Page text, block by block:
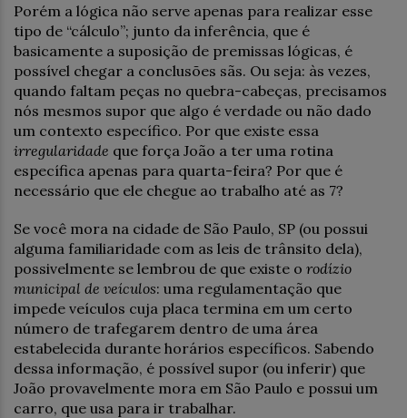
Porém a lógica não serve apenas para realizar esse
tipo de “cálculo”; junto da inferência, que é
basicamente a suposição de premissas lógicas, é
possível chegar a conclusões sãs. Ou seja: às vezes,
quando faltam peças no quebra-cabeças, precisamos
nós mesmos supor que algo é verdade ou não dado
um contexto específico. Por que existe essa
irregularidade que força João a ter uma rotina
específica apenas para quarta-feira? Por que é
necessário que ele chegue ao trabalho até as 7?
Se você mora na cidade de São Paulo, SP (ou possui
alguma familiaridade com as leis de trânsito dela),
possivelmente se lembrou de que existe o rodízio
municipal de veículos: uma regulamentação que
impede veículos cuja placa termina em um certo
número de trafegarem dentro de uma área
estabelecida durante horários específicos. Sabendo
dessa informação, é possível supor (ou inferir) que
João provavelmente mora em São Paulo e possui um
carro, que usa para ir trabalhar.